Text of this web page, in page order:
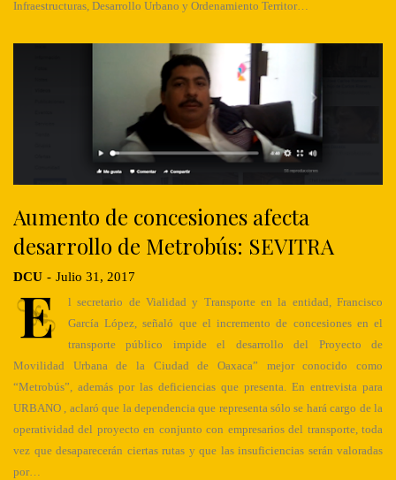
Infraestructuras, Desarrollo Urbano y Ordenamiento Territor…
Aumento de concesiones afecta
desarrollo de Metrobús: SEVITRA
DCU - Julio 31, 2017
E
l secretario de Vialidad y Transporte en la entidad, Francisco
García López, señaló que el incremento de concesiones en el
transporte público impide el desarrollo del Proyecto de
Movilidad Urbana de la Ciudad de Oaxaca” mejor conocido como
“Metrobús”, además por las deficiencias que presenta. En entrevista para
URBANO , aclaró que la dependencia que representa sólo se hará cargo de la
operatividad del proyecto en conjunto con empresarios del transporte, toda
vez que desaparecerán ciertas rutas y que las insuficiencias serán valoradas
por…